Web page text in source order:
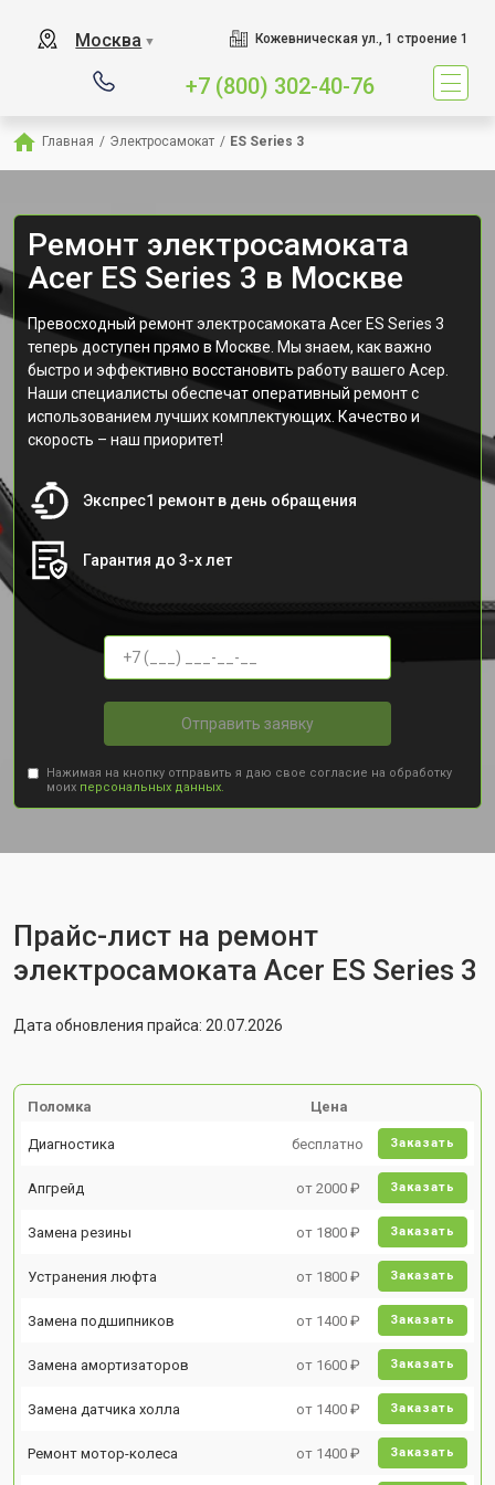
Москва ▼ Кожевническая ул., 1 строение 1
+7 (800) 302-40-76
Главная / Электросамокат / ES Series 3
Ремонт электросамоката
Acer ES Series 3 в Москве
Превосходный ремонт электросамоката Acer ES Series 3
теперь доступен прямо в Москве. Мы знаем, как важно
быстро и эффективно восстановить работу вашего Асер.
Наши специалисты обеспечат оперативный ремонт с
использованием лучших комплектующих. Качество и
скорость – наш приоритет!
Экспрес1 ремонт в день обращения
Гарантия до 3-х лет
Отправить заявку
Нажимая на кнопку отправить я даю свое согласие на обработку
моих персональных данных.
Прайс-лист на ремонт
электросамоката Acer ES Series 3
Дата обновления прайса: 20.07.2026
Поломка Цена
Диагностика бесплатно Заказать
Апгрейд от 2000 ₽ Заказать
Замена резины от 1800 ₽ Заказать
Устранения люфта от 1800 ₽ Заказать
Замена подшипников от 1400 ₽ Заказать
Замена амортизаторов от 1600 ₽ Заказать
Замена датчика холла от 1400 ₽ Заказать
Ремонт мотор-колеса от 1400 ₽ Заказать